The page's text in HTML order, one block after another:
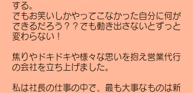
する。
でもお笑いしかやってこなかった自分に何が
できるだろう？？でも動き出さないとずっと
変わらない！
焦りやドキドキや様々な思いを抱え営業代行
の会社を立ち上げました。
私は社長の仕事の中で、最も大事なものは新